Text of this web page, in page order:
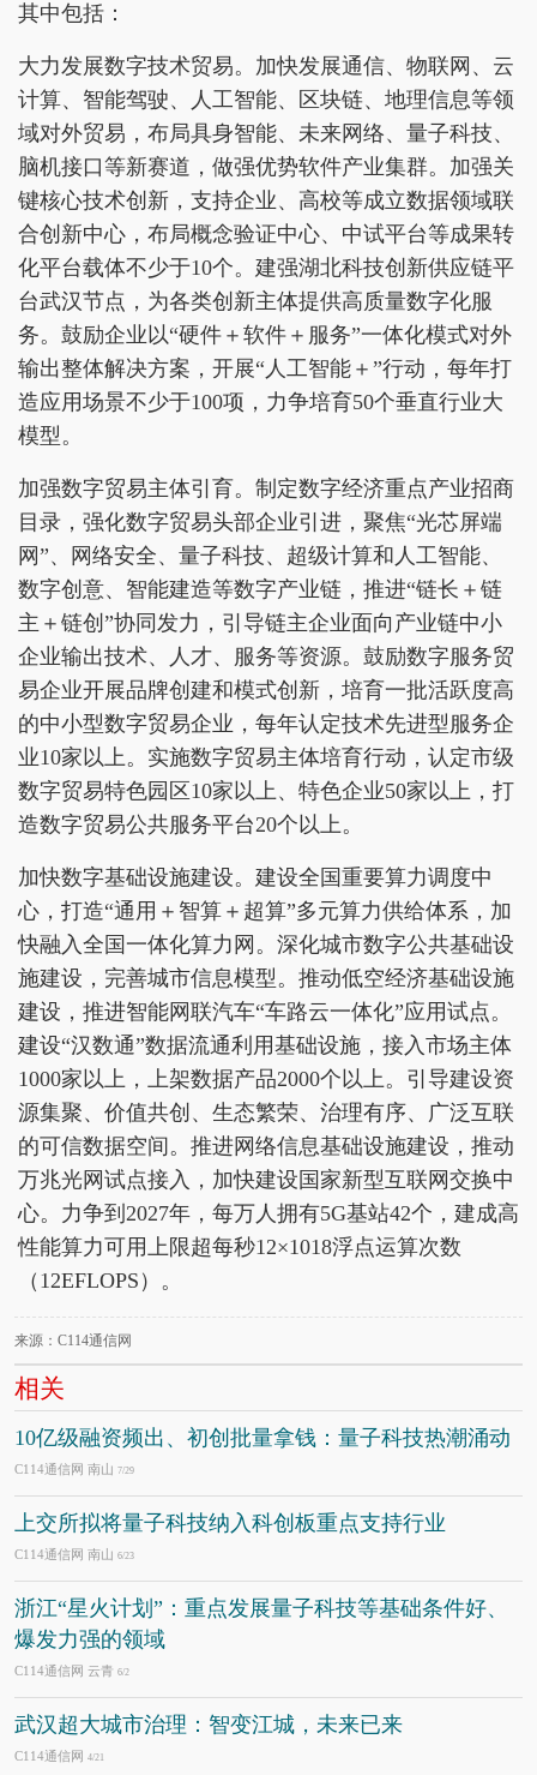
其中包括：
大力发展数字技术贸易。加快发展通信、物联网、云
计算、智能驾驶、人工智能、区块链、地理信息等领
域对外贸易，布局具身智能、未来网络、量子科技、
脑机接口等新赛道，做强优势软件产业集群。加强关
键核心技术创新，支持企业、高校等成立数据领域联
合创新中心，布局概念验证中心、中试平台等成果转
化平台载体不少于10个。建强湖北科技创新供应链平
台武汉节点，为各类创新主体提供高质量数字化服
务。鼓励企业以“硬件＋软件＋服务”一体化模式对外
输出整体解决方案，开展“人工智能＋”行动，每年打
造应用场景不少于100项，力争培育50个垂直行业大
模型。
加强数字贸易主体引育。制定数字经济重点产业招商
目录，强化数字贸易头部企业引进，聚焦“光芯屏端
网”、网络安全、量子科技、超级计算和人工智能、
数字创意、智能建造等数字产业链，推进“链长＋链
主＋链创”协同发力，引导链主企业面向产业链中小
企业输出技术、人才、服务等资源。鼓励数字服务贸
易企业开展品牌创建和模式创新，培育一批活跃度高
的中小型数字贸易企业，每年认定技术先进型服务企
业10家以上。实施数字贸易主体培育行动，认定市级
数字贸易特色园区10家以上、特色企业50家以上，打
造数字贸易公共服务平台20个以上。
加快数字基础设施建设。建设全国重要算力调度中
心，打造“通用＋智算＋超算”多元算力供给体系，加
快融入全国一体化算力网。深化城市数字公共基础设
施建设，完善城市信息模型。推动低空经济基础设施
建设，推进智能网联汽车“车路云一体化”应用试点。
建设“汉数通”数据流通利用基础设施，接入市场主体
1000家以上，上架数据产品2000个以上。引导建设资
源集聚、价值共创、生态繁荣、治理有序、广泛互联
的可信数据空间。推进网络信息基础设施建设，推动
万兆光网试点接入，加快建设国家新型互联网交换中
心。力争到2027年，每万人拥有5G基站42个，建成高
性能算力可用上限超每秒12×1018浮点运算次数
（12EFLOPS）。
来源：C114通信网
相关
10亿级融资频出、初创批量拿钱：量子科技热潮涌动
C114通信网 南山 7/29
上交所拟将量子科技纳入科创板重点支持行业
C114通信网 南山 6/23
浙江“星火计划”：重点发展量子科技等基础条件好、
爆发力强的领域
C114通信网 云青 6/2
武汉超大城市治理：智变江城，未来已来
C114通信网 4/21